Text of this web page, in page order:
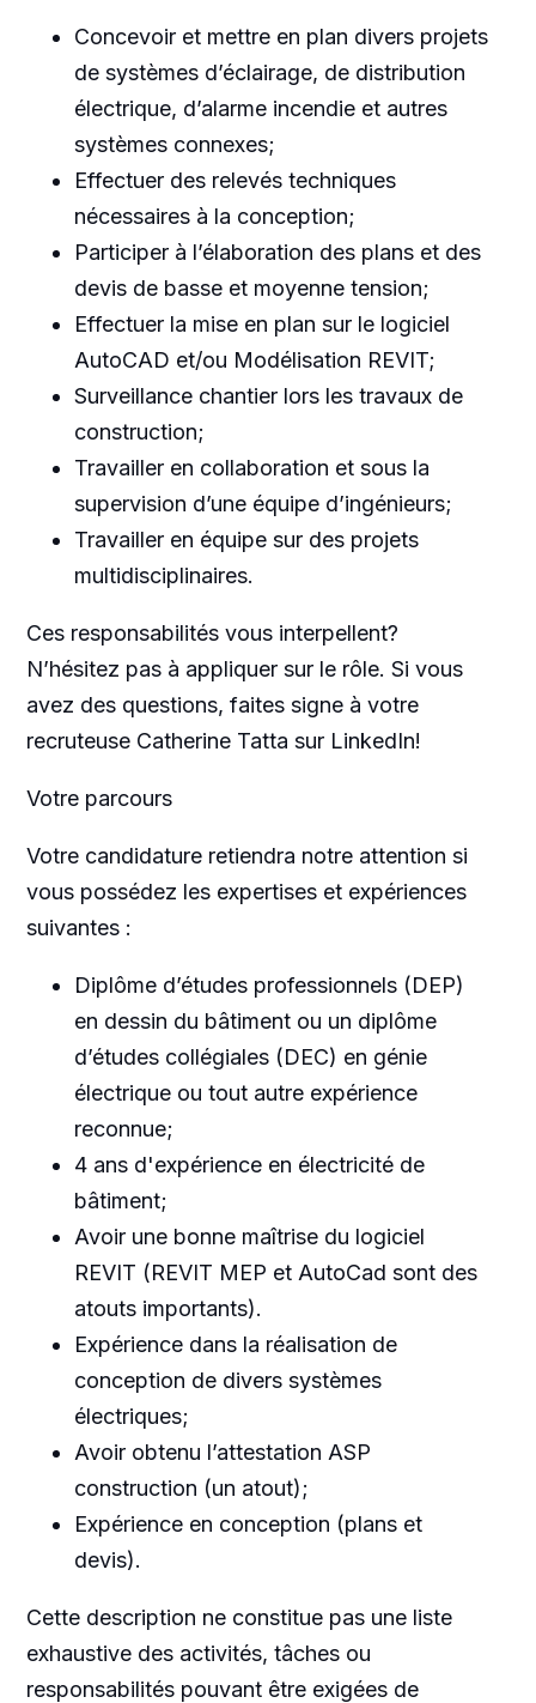
Concevoir et mettre en plan divers projets
de systèmes d’éclairage, de distribution
électrique, d’alarme incendie et autres
systèmes connexes;
Effectuer des relevés techniques
nécessaires à la conception;
Participer à l’élaboration des plans et des
devis de basse et moyenne tension;
Effectuer la mise en plan sur le logiciel
AutoCAD et/ou Modélisation REVIT;
Surveillance chantier lors les travaux de
construction;
Travailler en collaboration et sous la
supervision d’une équipe d’ingénieurs;
Travailler en équipe sur des projets
multidisciplinaires.
Ces responsabilités vous interpellent?
N’hésitez pas à appliquer sur le rôle. Si vous
avez des questions, faites signe à votre
recruteuse Catherine Tatta sur LinkedIn!
Votre parcours
Votre candidature retiendra notre attention si
vous possédez les expertises et expériences
suivantes :
Diplôme d’études professionnels (DEP)
en dessin du bâtiment ou un diplôme
d’études collégiales (DEC) en génie
électrique ou tout autre expérience
reconnue;
4 ans d'expérience en électricité de
bâtiment;
Avoir une bonne maîtrise du logiciel
REVIT (REVIT MEP et AutoCad sont des
atouts importants).
Expérience dans la réalisation de
conception de divers systèmes
électriques;
Avoir obtenu l’attestation ASP
construction (un atout);
Expérience en conception (plans et
devis).
Cette description ne constitue pas une liste
exhaustive des activités, tâches ou
responsabilités pouvant être exigées de